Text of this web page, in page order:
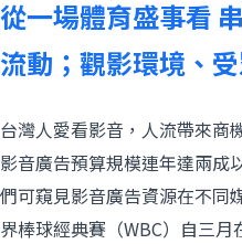
從一場體育盛事看
流動；觀影環境、
台灣人愛看影音，人流帶來商
影音廣告預算規模連年達兩成
們可窺見影音廣告資源在不同
界棒球經典賽（WBC）自三